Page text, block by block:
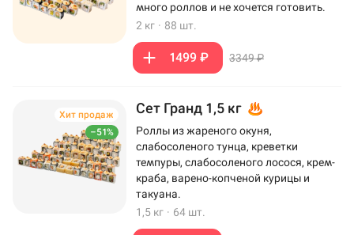
много роллов и не хочется готовить.
2 кг · 88 шт.
1499 ₽ 3349 ₽
–51%
Хит продаж Сет Гранд 1,5 кг
Роллы из жареного окуня,
слабосоленого тунца, креветки
темпуры, слабосоленого лосося, крем-
краба, варено-копченой курицы и
такуана.
1,5 кг · 64 шт.